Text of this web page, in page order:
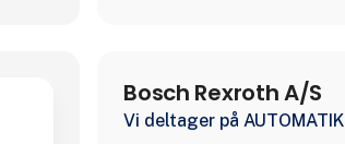
Bosch Rexroth A/S
Vi deltager på AUTOMATIK